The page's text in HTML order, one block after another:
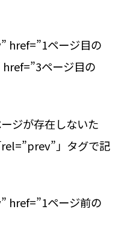
href=”1ページ目の
ページ目の
ジが存在しないた
」タグで記
href=”1ページ前の